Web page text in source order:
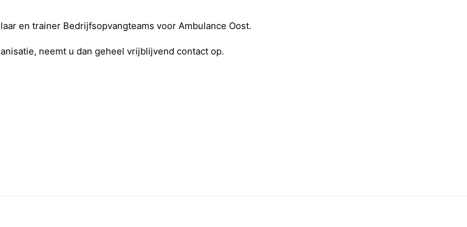
en trainer Bedrijfsopvangteams voor Ambulance Oost.
neemt u dan geheel vrijblijvend contact op.